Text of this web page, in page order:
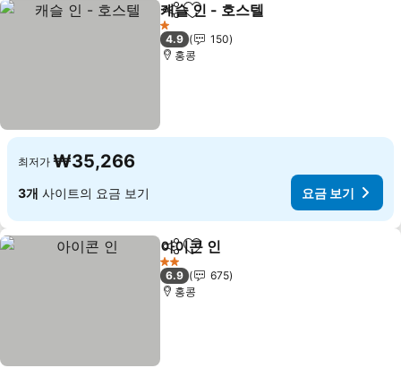
공유 즐겨찾기에 추가
캐슬 인 - 호스텔
1 성급
4.9
150
홍콩
최저가 ₩35,266
3개 사이트의 요금 보기 요금 보기
공유 즐겨찾기에 추가
아이콘 인
2 성급
6.9
675
홍콩